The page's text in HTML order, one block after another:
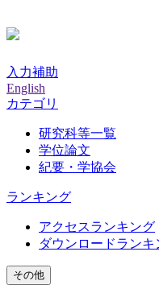
入力補助
English
カテゴリ
研究科等一覧
学位論文
紀要・学協会
ランキング
アクセスランキング
ダウンロードランキ
その他